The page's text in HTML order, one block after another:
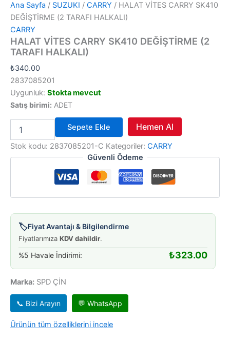
Ana Sayfa / SUZUKI / CARRY / HALAT VİTES CARRY SK410
DEĞİŞTİRME (2 TARAFI HALKALI)
CARRY
HALAT VİTES CARRY SK410 DEĞİŞTİRME (2
TARAFI HALKALI)
₺340.00
2837085201
Uygunluk: Stokta mevcut
Satış birimi: ADET
VİTES
CARRY
HALKALI)
Sepete Ekle Hemen Al
Stok kodu: 2837085201-C Kategoriler: CARRY
Güvenli Ödeme
🏷️Fiyat Avantajı & Bilgilendirme
Fiyatlarımıza KDV dahildir.
%5 Havale İndirimi: ₺323.00
Marka: SPD ÇİN
📞 Bizi Arayın 💬 WhatsApp
Ürünün tüm özelliklerini incele